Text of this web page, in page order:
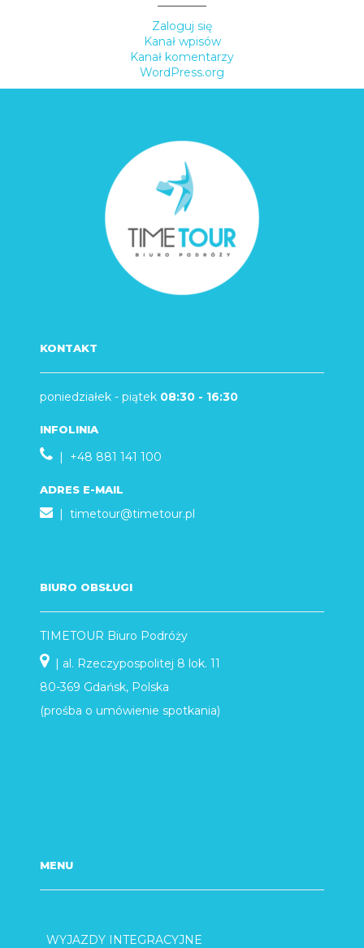
Zaloguj się
Kanał wpisów
Kanał komentarzy
WordPress.org
KONTAKT
poniedziałek - piątek 08:30 - 16:30
INFOLINIA
| +48 881 141 100
ADRES E-MAIL
| timetour@timetour.pl
BIURO OBSŁUGI
TIMETOUR Biuro Podróży
| al. Rzeczypospolitej 8 lok. 11
80-369 Gdańsk, Polska
(prośba o umówienie spotkania)
MENU
WYJAZDY INTEGRACYJNE